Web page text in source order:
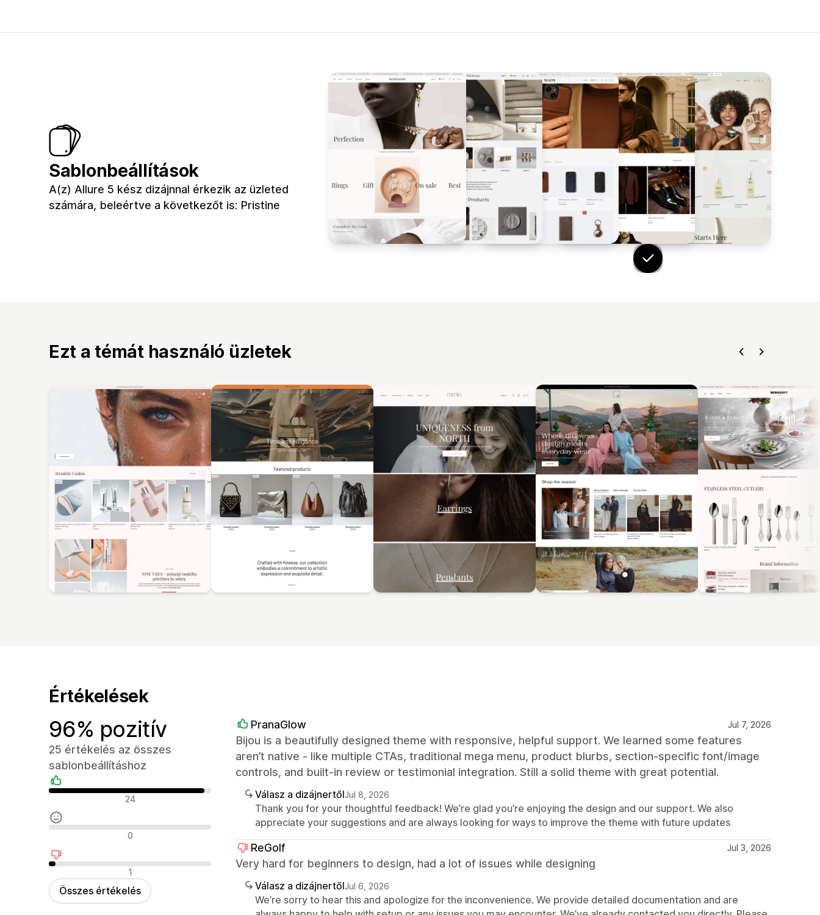
Sablonbeállítások
A(z) Allure 5 kész dizájnnal érkezik az üzleted
számára, beleértve a következőt is: Pristine
Ezt a témát használó üzletek
Értékelések
96% pozitív
25 értékelés az összes
sablonbeállításhoz
Pozitív értékelések
24
Semleges értékelések
0
Negatív értékelések
1
Összes értékelés
PranaGlow Jul 7, 2026
Bijou is a beautifully designed theme with responsive, helpful support. We learned some features
aren’t native - like multiple CTAs, traditional mega menu, product blurbs, section‑specific font/image
controls, and built‑in review or testimonial integration. Still a solid theme with great potential.
Válasz a dizájnertőlJul 8, 2026
Thank you for your thoughtful feedback! We’re glad you’re enjoying the design and our support. We also
appreciate your suggestions and are always looking for ways to improve the theme with future updates
ReGolf Jul 3, 2026
Very hard for beginners to design, had a lot of issues while designing
Válasz a dizájnertőlJul 6, 2026
We’re sorry to hear this and apologize for the inconvenience. We provide detailed documentation and are